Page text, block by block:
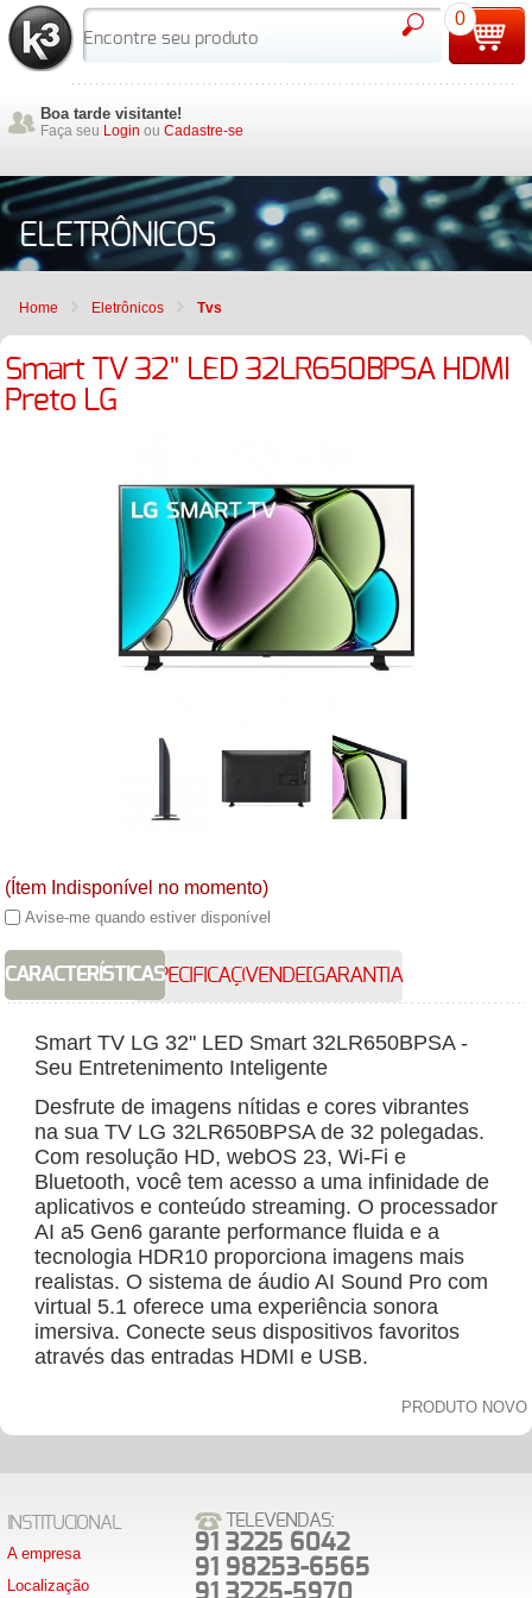
Boa tarde visitante!
Faça seu Login ou Cadastre-se
0
ELETRÔNICOS
Home Eletrônicos Tvs
Smart TV 32" LED 32LR650BPSA HDMI
Preto LG
(Ítem Indisponível no momento)
Avise-me quando estiver disponível
CARACTERÍSTICASESPECIFICAÇÕESVENDEDORGARANTIA
Smart TV LG 32" LED Smart 32LR650BPSA -
Seu Entretenimento Inteligente
Desfrute de imagens nítidas e cores vibrantes
na sua TV LG 32LR650BPSA de 32 polegadas.
Com resolução HD, webOS 23, Wi-Fi e
Bluetooth, você tem acesso a uma infinidade de
aplicativos e conteúdo streaming. O processador
AI a5 Gen6 garante performance fluida e a
tecnologia HDR10 proporciona imagens mais
realistas. O sistema de áudio AI Sound Pro com
virtual 5.1 oferece uma experiência sonora
imersiva. Conecte seus dispositivos favoritos
através das entradas HDMI e USB.
PRODUTO NOVO
INSTITUCIONAL
A empresa
Localização
TELEVENDAS:
91 3225 6042
91 98253-6565
91 3225-5970